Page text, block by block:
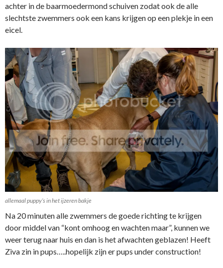
achter in de baarmoedermond schuiven zodat ook de alle
slechtste zwemmers ook een kans krijgen op een plekje in een
eicel.
allemaal puppy’s in het ijzeren bakje
Na 20 minuten alle zwemmers de goede richting te krijgen
door middel van “kont omhoog en wachten maar”, kunnen we
weer terug naar huis en dan is het afwachten geblazen! Heeft
Ziva zin in pups…..hopelijk zijn er pups under construction!